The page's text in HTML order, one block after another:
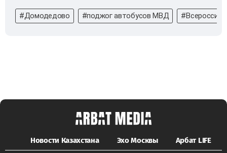
#Домодедово #поджог автобусов МВД
Новости Казахстана Эхо Москвы Арбат LIFE